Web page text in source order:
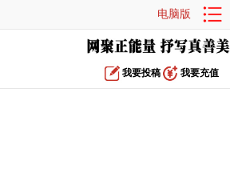
电脑版
我要投稿 我要充值